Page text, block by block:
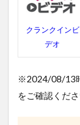
じ
映画
ラウ
の作
品情
報
クランクインビ
デオ
※2024/08/13
をご確認くださ